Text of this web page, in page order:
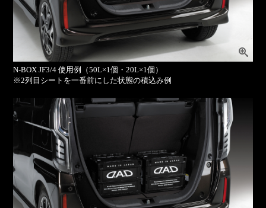
N-BOX JF3/4 使用例（50L×1個・20L×1個）
※2列目シートを一番前にした状態の積込み例